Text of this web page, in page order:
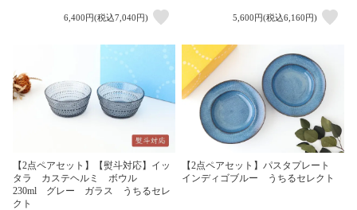
6,400円(税込7,040円) 5,600円(税込6,160円)
【2点ペアセット】【熨斗対応】イッ
タラ カステヘルミ ボウル
230ml グレー ガラス うちるセレ
クト
【2点ペアセット】パスタプレート
インディゴブルー うちるセレクト